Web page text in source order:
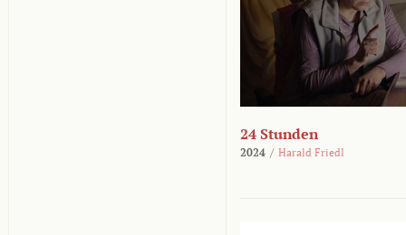
24 Stunden
2024 / Harald Friedl